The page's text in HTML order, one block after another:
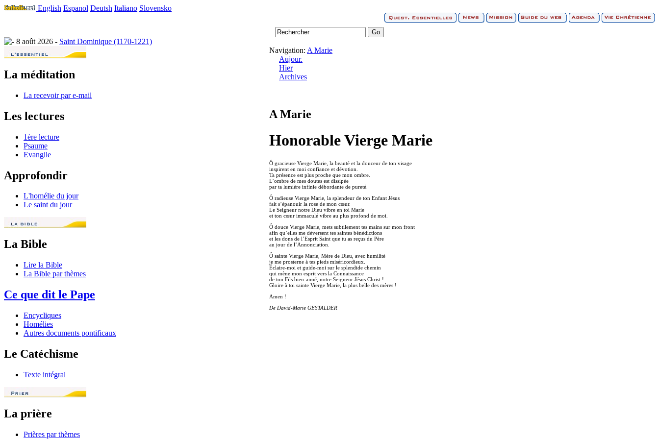
English Espanol Deutsh Italiano Slovensko
8 août 2026 - Saint Dominique (1170-1221)
La méditation
La recevoir par e-mail
Les lectures
1ère lecture
Psaume
Evangile
Approfondir
L'homélie du jour
Le saint du jour
La Bible
Lire la Bible
La Bible par thèmes
Ce que dit le Pape
Encycliques
Homélies
Autres documents pontificaux
Le Catéchisme
Texte intégral
La prière
Prières par thèmes
Navigation: A Marie
Aujour.
Hier
Archives
A Marie
Honorable Vierge Marie
Ô gracieuse Vierge Marie, la beauté et la douceur de ton visage
inspirent en moi confiance et dévotion.
Ta présence est plus proche que mon ombre.
L’ombre de mes doutes est dissipée
par ta lumière infinie débordante de pureté.
Ô radieuse Vierge Marie, la splendeur de ton Enfant Jésus
fait s’épanouir la rose de mon cœur.
Le Seigneur notre Dieu vibre en toi Marie
et ton cœur immaculé vibre au plus profond de moi.
Ô douce Vierge Marie, mets subtilement tes mains sur mon front
afin qu’elles me déversent tes saintes bénédictions
et les dons de l’Esprit Saint que tu as reçus du Père
au jour de l’Annonciation.
Ô sainte Vierge Marie, Mère de Dieu, avec humilité
je me prosterne à tes pieds miséricordieux.
Éclaire-moi et guide-moi sur le splendide chemin
qui mène mon esprit vers la Connaissance
de ton Fils bien-aimé, notre Seigneur Jésus Christ !
Gloire à toi sainte Vierge Marie, la plus belle des mères !
Amen !
De David-Marie GESTALDER